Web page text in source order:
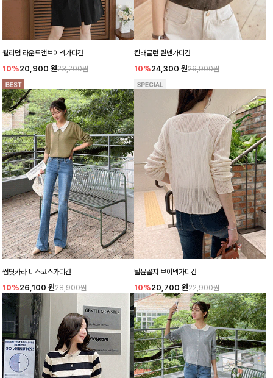
윌리덤 라운드앤브이넥가디건
10%20,900 원23,200원
킨래글런 린넨가디건
10%24,300 원26,900원
썸딧카라 비스코스가디건
10%26,100 원28,900원
틸뮨골지 브이넥가디건
10%20,700 원22,900원